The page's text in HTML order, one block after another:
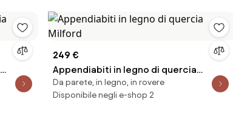
249 €
Appendiabiti in legno di quercia
Milford
Da parete, in legno, in rovere
Disponibile negli e-shop 2